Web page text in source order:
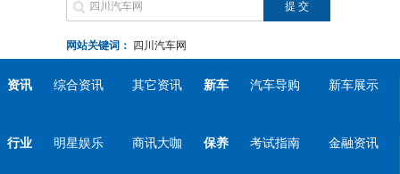
网站关键词： 四川汽车网
资讯 综合资讯 其它资讯 新车 汽车导购 新车展示
行业 明星娱乐 商讯大咖 保养 考试指南 金融资讯